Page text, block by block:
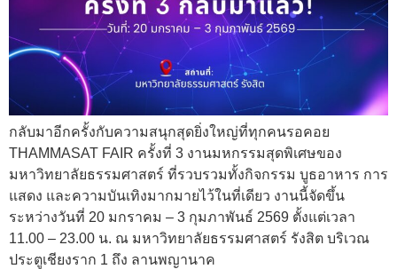
กลับมาอีกครั้งกับความสนุกสุดยิ่งใหญ่ที่ทุกคนรอคอย
THAMMASAT FAIR ครั้งที่ 3 งานมหกรรมสุดพิเศษของ
มหาวิทยาลัยธรรมศาสตร์ ที่รวบรวมทั้งกิจกรรม บูธอาหาร การ
แสดง และความบันเทิงมากมายไว้ในที่เดียว งานนี้จัดขึ้น
ระหว่างวันที่ 20 มกราคม – 3 กุมภาพันธ์ 2569 ตั้งแต่เวลา
11.00 – 23.00 น. ณ มหาวิทยาลัยธรรมศาสตร์ รังสิต บริเวณ
ประตูเชียงราก 1 ถึง ลานพญานาค